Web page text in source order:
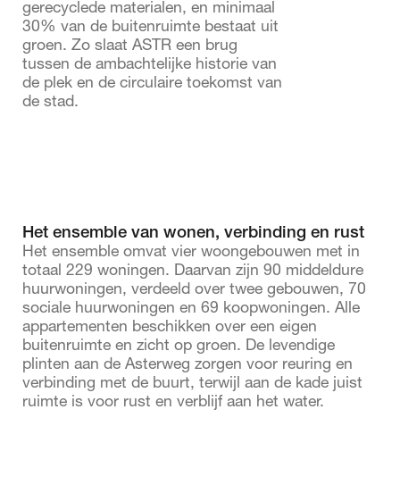
gerecyclede materialen, en minimaal
30% van de buitenruimte bestaat uit
groen. Zo slaat ASTR een brug
tussen de ambachtelijke historie van
de plek en de circulaire toekomst van
de stad.
Het ensemble van wonen, verbinding en rust
Het ensemble omvat vier woongebouwen met in
totaal 229 woningen. Daarvan zijn 90 middeldure
huurwoningen, verdeeld over twee gebouwen, 70
sociale huurwoningen en 69 koopwoningen. Alle
appartementen beschikken over een eigen
buitenruimte en zicht op groen. De levendige
plinten aan de Asterweg zorgen voor reuring en
verbinding met de buurt, terwijl aan de kade juist
ruimte is voor rust en verblijf aan het water.